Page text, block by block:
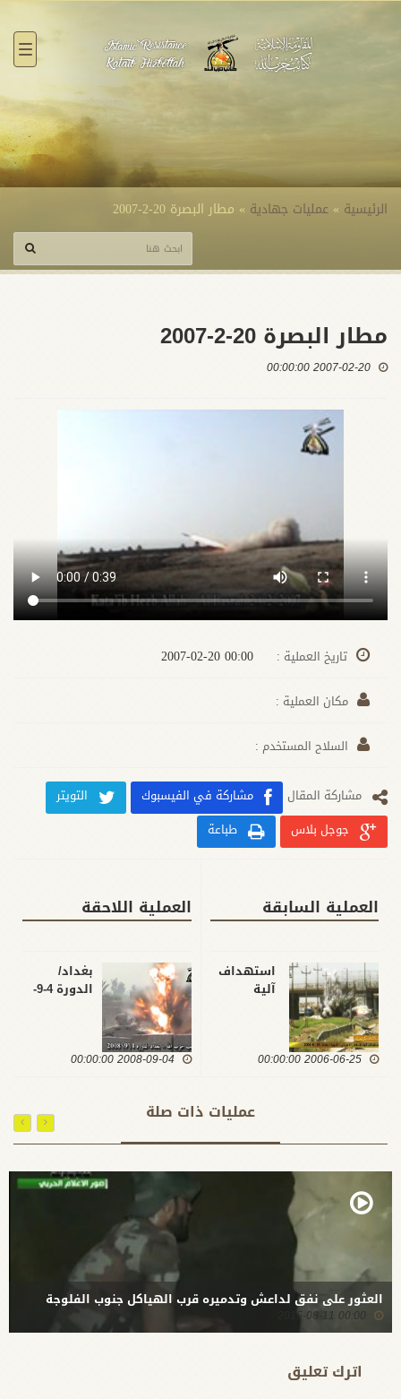
الرئيسية » عمليات جهادية » مطار البصرة 20-2-2007
مطار البصرة 20-2-2007
2007-02-20 00:00:00
تاريخ العملية :
مكان العملية :
السلاح المستخدم :
مشارکة المقال مشاركة في الفيسبوك
التويتر
جوجل بلاس
طباعة
العملية السابقة
استهداف
آلية
2006-06-25 00:00:00
العملية اللاحقة
بغداد/
الدورة 4-9-
2008-09-04 00:00:00
عمليات ذات صلة
العثور على نفق لداعش وتدميره قرب الهياكل جنوب الفلوجة
00:00 2015-08-11
اترك تعلیق